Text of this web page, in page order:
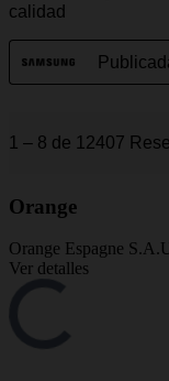
Orange
Orange Espagne
Ver detalles